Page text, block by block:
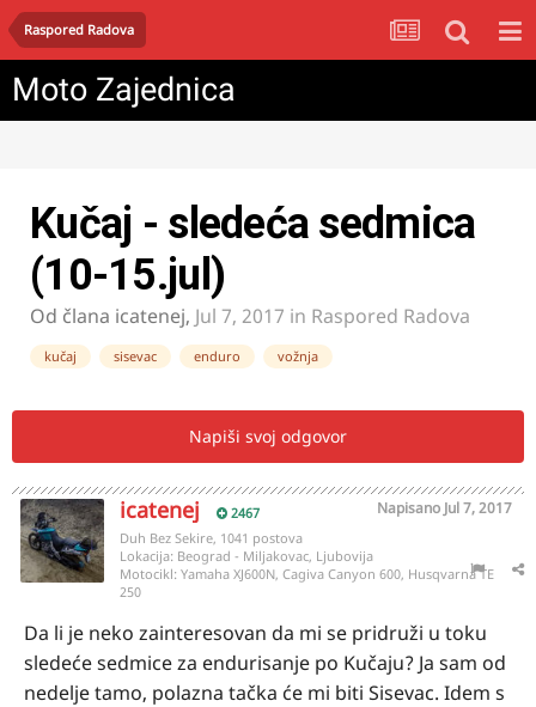
Raspored Radova
Moto Zajednica
Kučaj - sledeća sedmica
(10-15.jul)
Od člana icatenej, Jul 7, 2017 in Raspored Radova
kučaj sisevac enduro vožnja
Napiši svoj odgovor
icatenej 2467 Napisano Jul 7, 2017
Duh Bez Sekire, 1041 postova
Lokacija: Beograd - Miljakovac, Ljubovija
Motocikl: Yamaha XJ600N, Cagiva Canyon 600, Husqvarna TE
250
Da li je neko zainteresovan da mi se pridruži u toku
sledeće sedmice za endurisanje po Kučaju? Ja sam od
nedelje tamo, polazna tačka će mi biti Sisevac. Idem s